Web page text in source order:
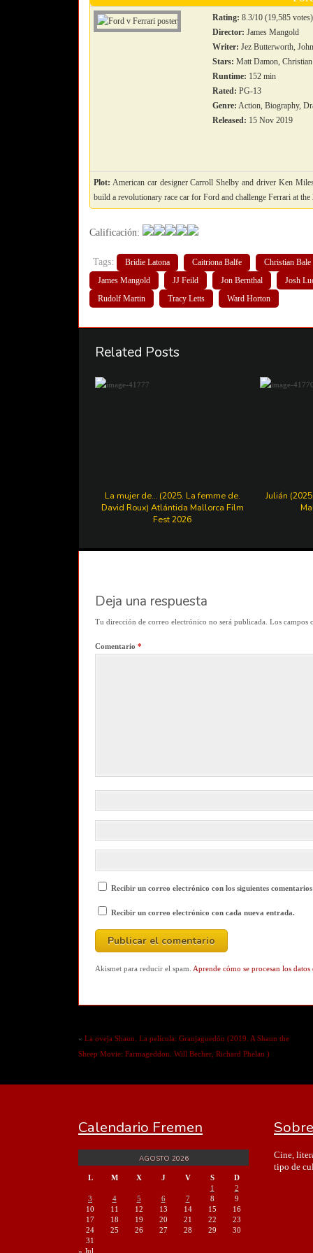
Rating: 8.3/10 (19,585 votes)
Director: James Mangold
Writer: Jez Butterworth,
Stars: Matt Damon,
Runtime: 152 min
Rated: PG-13
Genre: Action, Biography,
Released: 15 Nov 2019
Plot: American car designer Carroll Shelby and driver Ken
build a revolutionary race car for Ford and challenge Ferrari at
Calificación:
Tags: Bridie Latona Caitriona Balfe
Christian Bale
James Mangold
JJ Feild Jon Bernthal
Josh
Rudolf Martin
Tracy Letts Ward Horton
Related Posts
La mujer de… (2025. La femme de.
David Roux) Atlántida Mallorca Film
Fest 2026
Julián
Deja una respuesta
Tu dirección de correo electrónico no será publicada. Los campos
Comentario *
Recibir un correo electrónico con los siguientes
Recibir un correo electrónico con cada nueva entrada.
Akismet para reducir el spam. Aprende cómo se procesan los
« La oveja Shaun. La película: Granjaguedón (2019. A Shaun the
Sheep Movie: Farmageddon. Will Becher, Richard Phelan )
Calendario Fremen
AGOSTO 2026
L M X J V S
D
1
2
3
4 5 6 7 8
9
10
11 12 13 14 15
16
17
18 19 20 21 22
23
24
25 26 27 28 29
30
31
« Jul
Cine,
tipo de